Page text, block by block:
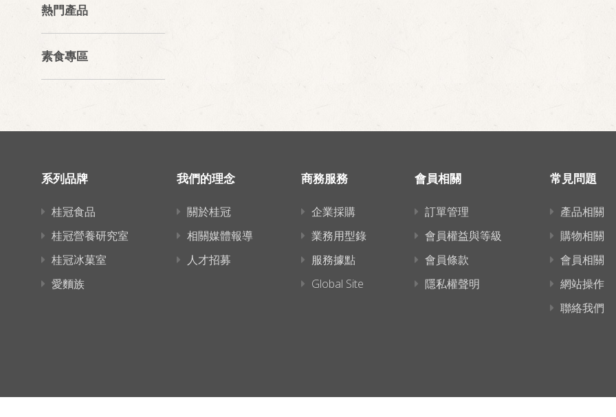
熱門產品
素食專區
系列品牌
桂冠食品
桂冠營養研究室
桂冠冰菓室
愛麵族
我們的理念
關於桂冠
相關媒體報導
人才招募
商務服務
企業採購
業務用型錄
服務據點
Global Site
會員相關
訂單管理
會員權益與等級
會員條款
隱私權聲明
常見問題
產品相關
購物相關
會員相關
網站操作
聯絡我們